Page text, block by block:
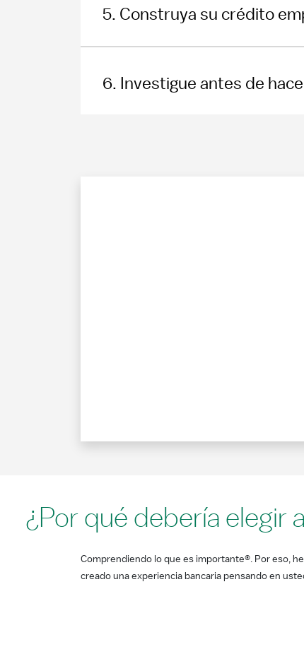
5. Construya su crédito
6. Investigue antes de
¿Por qué debería elegir
Comprendiendo lo que es importante®. Por eso,
creado una experiencia bancaria pensando en